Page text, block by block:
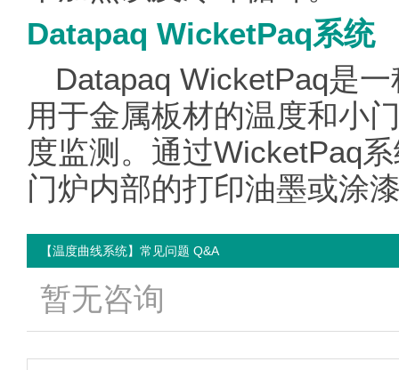
Datapaq WicketPaq系统
Datapaq WicketPaq是
用于金属板材的温度和小
度监测。通过WicketPaq
门炉内部的打印油墨或涂
【温度曲线系统】常见问题 Q&A
暂无咨询